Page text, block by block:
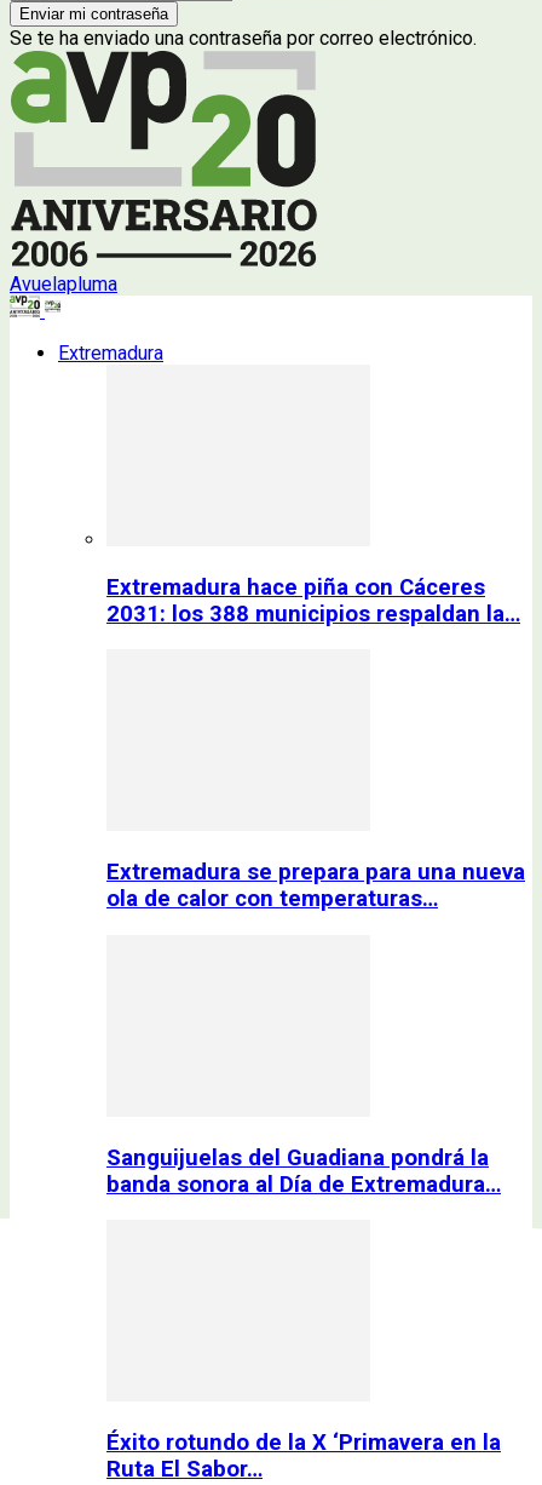
Se te ha enviado una contraseña por correo electrónico.
Avuelapluma
Extremadura
Extremadura hace piña con Cáceres
2031: los 388 municipios respaldan la…
Extremadura se prepara para una nueva
ola de calor con temperaturas…
Sanguijuelas del Guadiana pondrá la
banda sonora al Día de Extremadura…
Éxito rotundo de la X ‘Primavera en la
Ruta El Sabor…